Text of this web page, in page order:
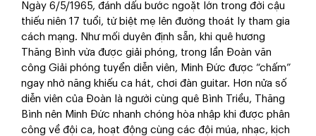
Ngày 6/5/1965, đánh dấu bước ngoặt lớn trong đời cậu
thiếu niên 17 tuổi, từ biệt mẹ lên đường thoát ly tham gia
cách mạng. Như mối duyên định sẵn, khi quê hương
Thăng Bình vừa được giải phóng, trong lần Đoàn văn
công Giải phóng tuyển diễn viên, Minh Đức được “chấm”
ngay nhờ năng khiếu ca hát, chơi đàn guitar. Hơn nửa số
diễn viên của Đoàn là người cùng quê Bình Triều, Thăng
Bình nên Minh Đức nhanh chóng hòa nhập khi được phân
công về đội ca, hoạt động cùng các đội múa, nhạc, kịch